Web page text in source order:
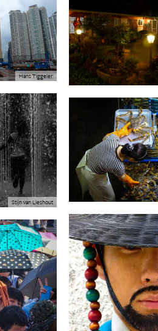
Hans Tiggeler
Stijn van Lieshout